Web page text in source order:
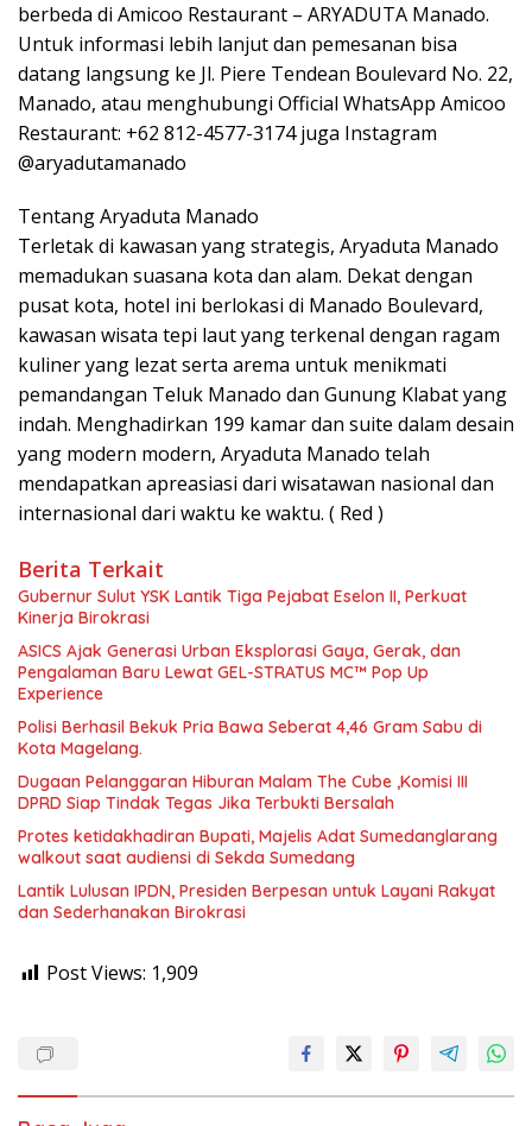
berbeda di Amicoo Restaurant – ARYADUTA Manado.
Untuk informasi lebih lanjut dan pemesanan bisa
datang langsung ke Jl. Piere Tendean Boulevard No. 22,
Manado, atau menghubungi Official WhatsApp Amicoo
Restaurant: +62 812-4577-3174 juga Instagram
@aryadutamanado
Tentang Aryaduta Manado
Terletak di kawasan yang strategis, Aryaduta Manado
memadukan suasana kota dan alam. Dekat dengan
pusat kota, hotel ini berlokasi di Manado Boulevard,
kawasan wisata tepi laut yang terkenal dengan ragam
kuliner yang lezat serta arema untuk menikmati
pemandangan Teluk Manado dan Gunung Klabat yang
indah. Menghadirkan 199 kamar dan suite dalam desain
yang modern modern, Aryaduta Manado telah
mendapatkan apreasiasi dari wisatawan nasional dan
internasional dari waktu ke waktu. ( Red )
Berita Terkait
Gubernur Sulut YSK Lantik Tiga Pejabat Eselon II, Perkuat
Kinerja Birokrasi
ASICS Ajak Generasi Urban Eksplorasi Gaya, Gerak, dan
Pengalaman Baru Lewat GEL-STRATUS MC™ Pop Up
Experience
Polisi Berhasil Bekuk Pria Bawa Seberat 4,46 Gram Sabu di
Kota Magelang.
Dugaan Pelanggaran Hiburan Malam The Cube ,Komisi III
DPRD Siap Tindak Tegas Jika Terbukti Bersalah
Protes ketidakhadiran Bupati, Majelis Adat Sumedanglarang
walkout saat audiensi di Sekda Sumedang
Lantik Lulusan IPDN, Presiden Berpesan untuk Layani Rakyat
dan Sederhanakan Birokrasi
Post Views: 1,909